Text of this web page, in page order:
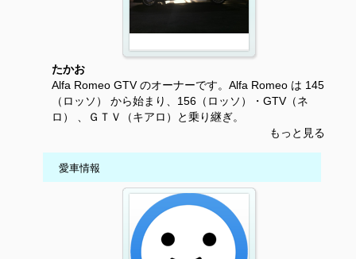
たかお
Alfa Romeo GTV のオーナーです。Alfa Romeo は 145
（ロッソ） から始まり、156（ロッソ）・GTV（ネ
ロ） 、ＧＴＶ（キアロ）と乗り継ぎ。
もっと見る
愛車情報